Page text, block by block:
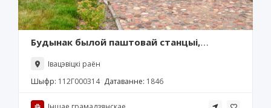
Будынак былой паштовай станцыі,
Івацэвіцкі раён
Шыфр: 112Г000314 Датаванне: 1846